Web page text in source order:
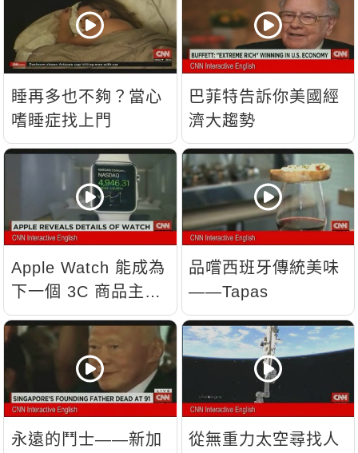
睡再多也不夠？當心
嗜睡症找上門
巴菲特告訴你美國經
濟大趨勢
Apple Watch 能成為
下一個 3C 商品主
流？
品嚐西班牙傳統美味
——Tapas
永遠的鬥士——新加
從無重力太空尋找人